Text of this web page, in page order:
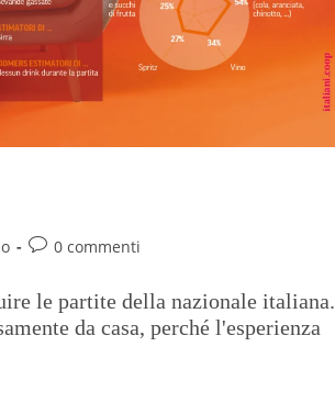
0 commenti
le partite della nazionale italiana.
da casa, perché l'esperienza